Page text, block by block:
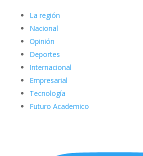
La región
Nacional
Opinión
Deportes
Internacional
Empresarial
Tecnología
Futuro Academico